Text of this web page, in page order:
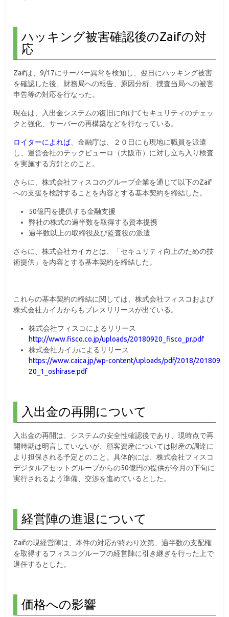
ハッキング被害確認後のZaifの対
応
Zaifは、9/17にサーバー異常を検知し、翌日にハッキング被害
を確認した後、財務局への報告、原因分析、捜査当局への被害
申告等の対応を行なった。
現在は、入出金システムの復旧に向けてセキュリティのチェッ
クと強化、サーバーの再構築などを行なっている。
ロイターによれば、金融庁は、２０日にも現地に職員を派遣
し、運営会社のテックビューロ（大阪市）に対し立ち入り検査
を実施する方針とのこと。
さらに、株式会社フィスコのグループ企業を通じて以下のZaif
への支援を検討することを内容とする基本契約を締結した。
50億円を提供する金融支援
弊社の株式の過半数を取得する資本提携
過半数以上の取締役及び監査役の派遣
さらに、株式会社カイカとは、「セキュリティ向上のための技
術提供」を内容とする基本契約を締結した。
これらの基本契約の締結に関しては、株式会社フィスコおよび
株式会社カイカからもプレスリリースが出ている。
株式会社フィスコによるリリース
http://www.fisco.co.jp/uploads/20180920_fisco_pr.pdf
株式会社カイカによるリリース
https://www.caica.jp/wp-content/uploads/pdf/2018/201809
20_1_oshirase.pdf
入出金の再開について
入出金の再開は、システムの安全性確認後であり、現時点で再
開時期は明言していないが、顧客資産については財産の調達に
より担保される予定とのこと。具体的には、株式会社フィスコ
デジタルアセットグループからの50億円の提供が今月の下旬に
実行されるよう準備、交渉を進めているとした。
経営陣の進退について
Zaifの現経営陣は、本件の対応が終わり次第、過半数の支配権
を取得するフィスコグループの経営陣に引き継ぎを行った上で
退任するとした。
価格への影響